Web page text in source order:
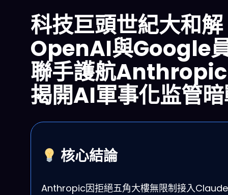
科技巨頭世紀大和
OpenAI與Google
聯手護航
揭開AI軍事化监管
核心結論
Anthropic因拒絕五角大樓無限制接入